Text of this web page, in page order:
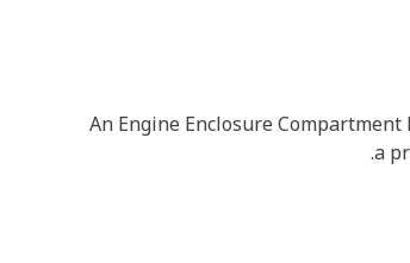
An Engine Enclosure
a